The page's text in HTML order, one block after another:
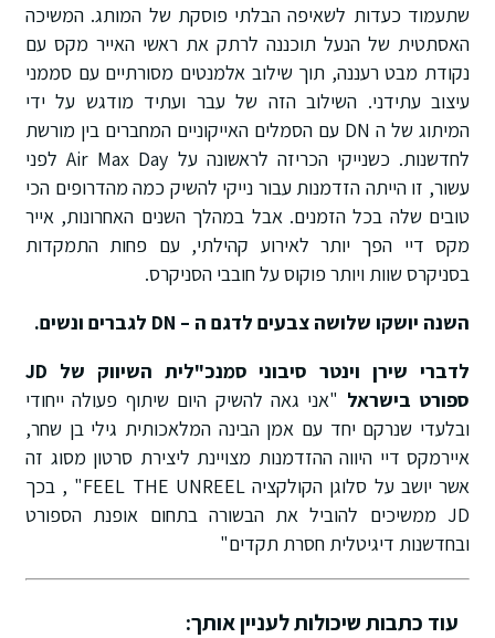
שתעמוד כעדות לשאיפה הבלתי פוסקת של המותג. המשיכה
האסתטית של הנעל תוכננה לרתק את ראשי האייר מקס עם
נקודת מבט רעננה, תוך שילוב אלמנטים מסורתיים עם סממני
עיצוב עתידני. השילוב הזה של עבר ועתיד מודגש על ידי
המיתוג של ה DN עם הסמלים האייקוניים המחברים בין מורשת
לחדשנות. כשנייקי הכריזה לראשונה על Air Max Day לפני
עשור, זו הייתה הזדמנות עבור נייקי להשיק כמה מהדרופים הכי
טובים שלה בכל הזמנים. אבל במהלך השנים האחרונות, אייר
מקס דיי הפך יותר לאירוע קהילתי, עם פחות התמקדות
בסניקרס שוות ויותר פוקוס על חובבי הסניקרס.
השנה יושקו שלושה צבעים לדגם ה – DN לגברים ונשים.
לדברי שירן וינטר סיבוני סמנכ"לית השיווק של JD
ספורט בישראל"אני גאה להשיק היום שיתוף פעולה ייחודי
ובלעדי שנרקם יחד עם אמן הבינה המלאכותית גילי בן שחר,
איירמקס דיי היווה ההזדמנות מצויינת ליצירת סרטון מסוג זה
אשר יושב על סלוגן הקולקציה FEEL THE UNREEL" , בכך
JD ממשיכים להוביל את הבשורה בתחום אופנת הספורט
ובחדשנות דיגיטלית חסרת תקדים"
עוד כתבות שיכולות לעניין אותך: